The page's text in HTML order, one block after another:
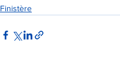
Finistère